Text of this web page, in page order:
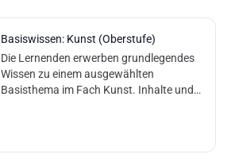
Basiswissen: Kunst (Oberstufe)
Die Lernenden erwerben grundlegendes
Wissen zu einem ausgewählten
Basisthema im Fach Kunst. Inhalte und